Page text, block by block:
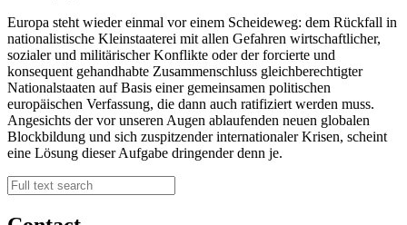
Europa steht wieder einmal vor einem Scheideweg: dem Rückfall in
nationalistische Kleinstaaterei mit allen Gefahren wirtschaftlicher,
sozialer und militärischer Konflikte oder der forcierte und
konsequent gehandhabte Zusammenschluss gleichberechtigter
Nationalstaaten auf Basis einer gemeinsamen politischen
europäischen Verfassung, die dann auch ratifiziert werden muss.
Angesichts der vor unseren Augen ablaufenden neuen globalen
Blockbildung und sich zuspitzender internationaler Krisen, scheint
eine Lösung dieser Aufgabe dringender denn je.